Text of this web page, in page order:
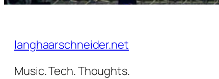
langhaarschneider.net
Music. Tech. Thoughts.